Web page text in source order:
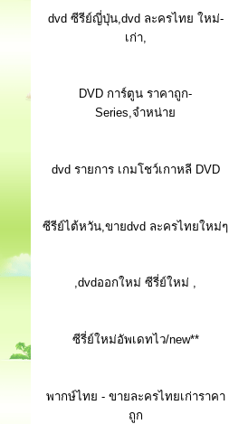
dvd ซีรีย์ญี่ปุ่น,dvd ละครไทย ใหม่-
เก่า,
DVD การ์ตูน ราคาถูก-
Series,จำหน่าย
dvd รายการ เกมโชว์เกาหลี DVD
ซีรีย์ไต้หวัน,ขายdvd ละครไทยใหม่ๆ
,dvdออกใหม่ ซีรี่ย์ใหม่ ,
ซีรี่ย์ใหม่อัพเดทไว/new**
พากษ์ไทย - ขายละครไทยเก่าราคา
ถูก